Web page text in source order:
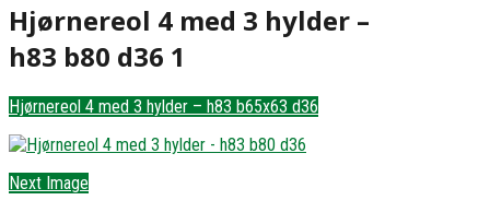
Hjørnereol 4 med 3 hylder –
h83 b80 d36 1
Hjørnereol 4 med 3 hylder – h83 b65x63 d36
Next Image